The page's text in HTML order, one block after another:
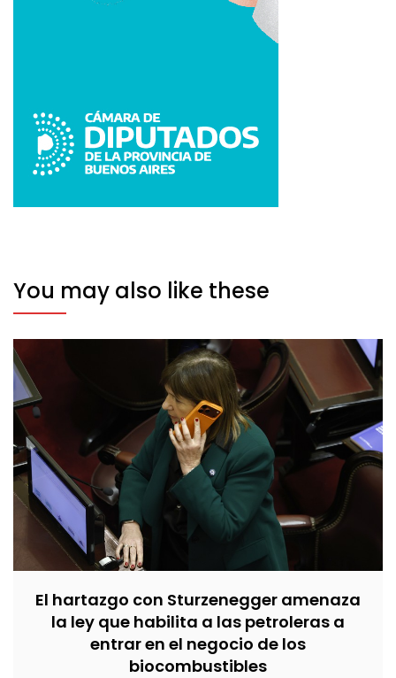
You may also like these
El hartazgo con Sturzenegger amenaza
la ley que habilita a las petroleras a
entrar en el negocio de los
biocombustibles